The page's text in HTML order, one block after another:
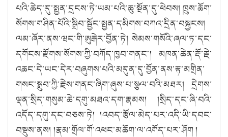
པའི་ཆེད་དུ་སྤྱན་དྲངས་ཏེ་ཡམ་པའི་ཆུ་སྔོན་དུ་ཕེབས། ཁྲུས་ཆོག་
སོགས་གཤིན་པོའི་སྒྲིབ་སྦྱོང་སྤྱན་དམིགས་བཀའ་དྲིན་བསྐྱངས།
ལམ་ཞོར་ནས་ཝང་གི་ཨུརྒེར་བྱོན་ཏེ། སེམས་གསོའི་ཞལ་ཏ་དང་
དགོངས་རྫོགས་སོགས་ཀྱི་བཀོད་ཁྱབ་གནང༌། མཁན་ཆེན་རྡོ་རྗེ་
འཆང་དེ་ཡང་དེར་བཞུགས་པའི་མདུན་དུ་བྱོན་ནས་རྟ་མགྲིན་
གསང་སྒྲུབ་ཀྱི་རྗེས་གནང་ཞིག་ཞུས་པ་སྩལ་བའི་མཐར། དྲེགས་
ལྡན་སྲིད་གསུམ་ཆེ་དགུ་མཐའ་དག་རྣམས། །སྲིད་དང་ཞི་བའི་
འདོད་དགུ་དང་བཅས་ཏེ། །འབད་རྩོལ་མེད་པར་འདི་ཡི་དབང་
བསྡུས་ནས། །རྣམ་གྲོལ་གོ་འཕང་མཆོག་ལ་འགོད་པར་ཤོག །